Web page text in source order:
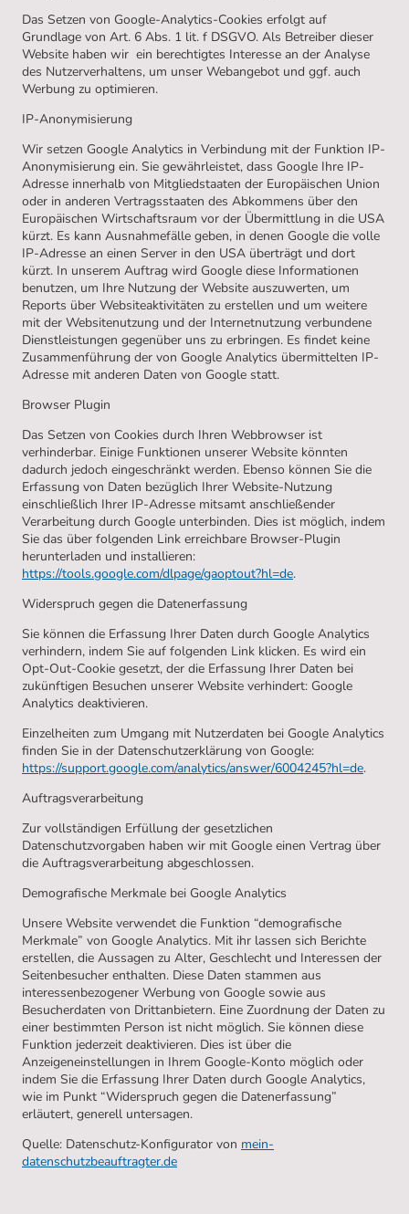
Das Setzen von Google-Analytics-Cookies erfolgt auf
Grundlage von Art. 6 Abs. 1 lit. f DSGVO. Als Betreiber dieser
Website haben wir ein berechtigtes Interesse an der Analyse
des Nutzerverhaltens, um unser Webangebot und ggf. auch
Werbung zu optimieren.
IP-Anonymisierung
Wir setzen Google Analytics in Verbindung mit der Funktion IP-
Anonymisierung ein. Sie gewährleistet, dass Google Ihre IP-
Adresse innerhalb von Mitgliedstaaten der Europäischen Union
oder in anderen Vertragsstaaten des Abkommens über den
Europäischen Wirtschaftsraum vor der Übermittlung in die USA
kürzt. Es kann Ausnahmefälle geben, in denen Google die volle
IP-Adresse an einen Server in den USA überträgt und dort
kürzt. In unserem Auftrag wird Google diese Informationen
benutzen, um Ihre Nutzung der Website auszuwerten, um
Reports über Websiteaktivitäten zu erstellen und um weitere
mit der Websitenutzung und der Internetnutzung verbundene
Dienstleistungen gegenüber uns zu erbringen. Es findet keine
Zusammenführung der von Google Analytics übermittelten IP-
Adresse mit anderen Daten von Google statt.
Browser Plugin
Das Setzen von Cookies durch Ihren Webbrowser ist
verhinderbar. Einige Funktionen unserer Website könnten
dadurch jedoch eingeschränkt werden. Ebenso können Sie die
Erfassung von Daten bezüglich Ihrer Website-Nutzung
einschließlich Ihrer IP-Adresse mitsamt anschließender
Verarbeitung durch Google unterbinden. Dies ist möglich, indem
Sie das über folgenden Link erreichbare Browser-Plugin
herunterladen und installieren:
https://tools.google.com/dlpage/gaoptout?hl=de.
Widerspruch gegen die Datenerfassung
Sie können die Erfassung Ihrer Daten durch Google Analytics
verhindern, indem Sie auf folgenden Link klicken. Es wird ein
Opt-Out-Cookie gesetzt, der die Erfassung Ihrer Daten bei
zukünftigen Besuchen unserer Website verhindert: Google
Analytics deaktivieren.
Einzelheiten zum Umgang mit Nutzerdaten bei Google Analytics
finden Sie in der Datenschutzerklärung von Google:
https://support.google.com/analytics/answer/6004245?hl=de.
Auftragsverarbeitung
Zur vollständigen Erfüllung der gesetzlichen
Datenschutzvorgaben haben wir mit Google einen Vertrag über
die Auftragsverarbeitung abgeschlossen.
Demografische Merkmale bei Google Analytics
Unsere Website verwendet die Funktion “demografische
Merkmale” von Google Analytics. Mit ihr lassen sich Berichte
erstellen, die Aussagen zu Alter, Geschlecht und Interessen der
Seitenbesucher enthalten. Diese Daten stammen aus
interessenbezogener Werbung von Google sowie aus
Besucherdaten von Drittanbietern. Eine Zuordnung der Daten zu
einer bestimmten Person ist nicht möglich. Sie können diese
Funktion jederzeit deaktivieren. Dies ist über die
Anzeigeneinstellungen in Ihrem Google-Konto möglich oder
indem Sie die Erfassung Ihrer Daten durch Google Analytics,
wie im Punkt “Widerspruch gegen die Datenerfassung”
erläutert, generell untersagen.
Quelle: Datenschutz-Konfigurator von mein-
datenschutzbeauftragter.de